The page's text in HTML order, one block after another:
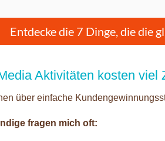
Entdecke die 7 Dinge, die die
Aktivitäten kosten
über einfache
fragen mich oft: